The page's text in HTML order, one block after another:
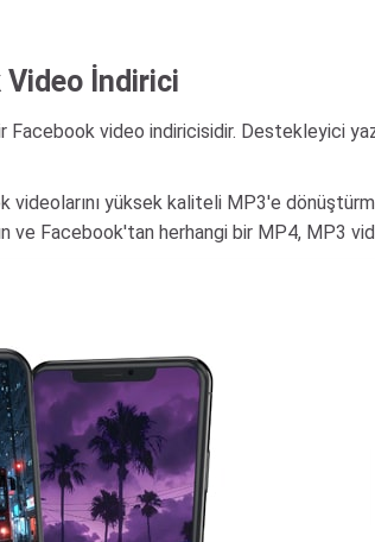
Video İndirici
Facebook video indiricisidir. Destekleyici
videolarını yüksek kaliteli MP3'e
ve Facebook'tan herhangi bir MP4, MP3